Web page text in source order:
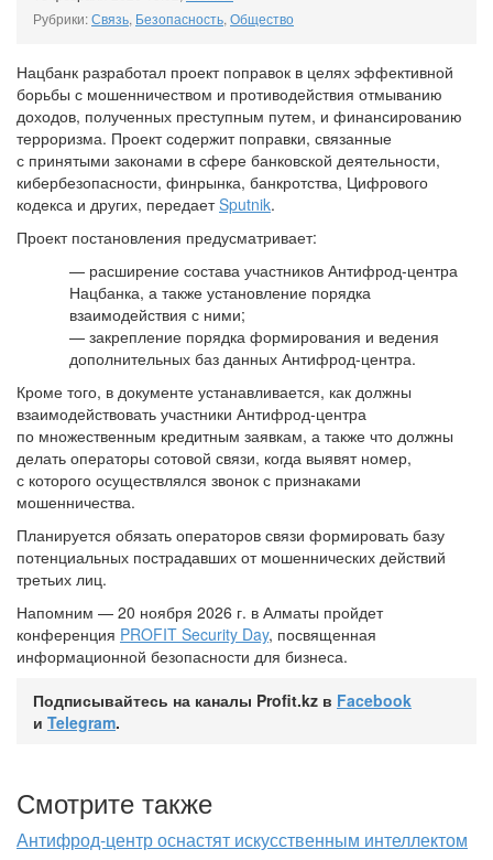
Рубрики:Связь, Безопасность, Общество
Нацбанк разработал проект поправок в целях эффективной
борьбы с мошенничеством и противодействия отмыванию
доходов, полученных преступным путем, и финансированию
терроризма. Проект содержит поправки, связанные
с принятыми законами в сфере банковской деятельности,
кибербезопасности, финрынка, банкротства, Цифрового
кодекса и других, передаетSputnik.
Проект постановления предусматривает:
— расширение состава участников Антифрод-центра
Нацбанка, а также установление порядка
взаимодействия с ними;
— закрепление порядка формирования и ведения
дополнительных баз данных Антифрод-центра.
Кроме того, в документе устанавливается, как должны
взаимодействовать участники Антифрод-центра
по множественным кредитным заявкам, а также что должны
делать операторы сотовой связи, когда выявят номер,
с которого осуществлялся звонок с признаками
мошенничества.
Планируется обязать операторов связи формировать базу
потенциальных пострадавших от мошеннических действий
третьих лиц.
Напомним — 20 ноября 2026 г. в Алматы пройдет
конференция PROFIT Security Day, посвященная
информационной безопасности для бизнеса.
Подписывайтесь на каналы Profit.kz в Facebook
и Telegram.
Смотрите также
Антифрод-центр оснастят искусственным интеллектом